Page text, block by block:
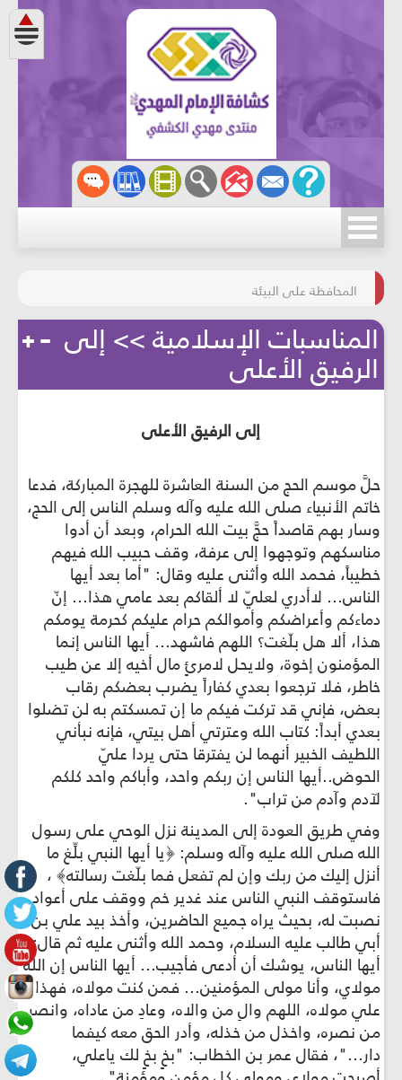
مسابقة الركب الحسينيّ
المحافظة على البيئة
المناسبات الإسلامية >> إلى
الرفيق الأعلى
إلى الرفيق الأعلى
حلَّ موسم الحج من السنة العاشرة للهجرة المباركة، فدعا
خاتم الأنبياء صلى الله عليه وآله وسلم الناس إلى الحج،
وسار بهم قاصداً حجَّ بيت الله الحرام، وبعد أن أدوا
مناسكهم وتوجهوا إلى عرفة، وقف حبيب الله فيهم
خطيباً، فحمد الله وأثنى عليه وقال: "أما بعد أيها
الناس... لاأدري لعليّ لا ألقاكم بعد عامي هذا... إنّ
دماءكم وأعراضكم وأموالكم حرام عليكم كحرمة يومكم
هذا، ألا هل بلّغت؟ اللهم فاشهد... أيها الناس إنما
المؤمنون إخوة، ولايحل لامرئٍ مال أخيه إلا عن طيب
خاطر، فلا ترجعوا بعدي كفاراً يضرب بعضكم رقاب
بعض، فإني قد تركت فيكم ما إن تمسكتم به لن تضلوا
بعدي أبداً: كتاب الله وعترتي أهل بيتي، فإنه نبأني
اللطيف الخبير أنهما لن يفترقا حتى يردا عليّ
الحوض..أيها الناس إن ربكم واحد، وأباكم واحد كلكم
لآدم وآدم من تراب".
وفي طريق العودة إلى المدينة نزل الوحي على رسول
الله صلى الله عليه وآله وسلم: ﴿يا أيها النبي بلِّغ ما
أنزل إليك من ربك وإن لم تفعل فما بلّغت رسالته﴾ ،
فاستوقف النبي الناس عند غدير خم ووقف على أعواد
نصبت له، بحيث يراه جميع الحاضرين، وأخذ بيد علي بن
أبي طالب عليه السلام، وحمد الله وأثنى عليه ثم قال:
أيها الناس، يوشك أن أدعى فأجيب... أيها الناس إن الله
مولاي، وأنا مولى المؤمنين... فمن كنت مولاه، فهذا
علي مولاه، اللهم والِ من والاه، وعادِ من عاداه، وانصر
من نصره، واخذل من خذله، وأدر الحق معه كيفما
دار..."، فقال عمر بن الخطاب: "بخٍ بخٍ لك ياعلي،